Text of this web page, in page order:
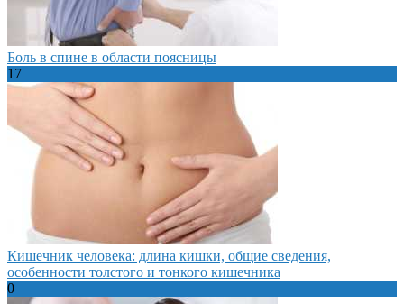
Боль в спине в области поясницы
17
Кишечник человека: длина кишки, общие сведения,
особенности толстого и тонкого кишечника
0